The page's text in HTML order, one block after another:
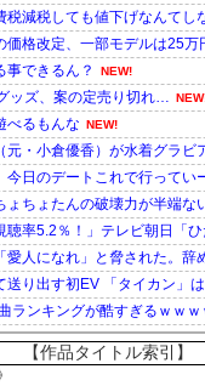
税減税しても値下げなんてし
価格改定、一部モデルは25万
事できるん？ NEW!
ッズ、案の定売り切れ…
べるもんな NEW!
元・小倉優香）が水着グラビ
今日のデートこれで行ってい
ょちょたんの破壊力が半端な
聴率5.2％！」テレビ朝日「
愛人になれ」と脅された。辞
送り出す初EV 「タイカン」
ランキングが酷すぎるｗｗｗ
【作品タイトル索引】